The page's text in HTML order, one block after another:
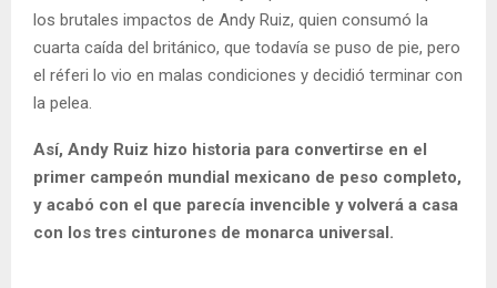
los brutales impactos de Andy Ruiz, quien consumó la
cuarta caída del británico, que todavía se puso de pie, pero
el réferi lo vio en malas condiciones y decidió terminar con
la pelea.
Así, Andy Ruiz hizo historia para convertirse en el
primer campeón mundial mexicano de peso completo,
y acabó con el que parecía invencible y volverá a casa
con los tres cinturones de monarca universal.